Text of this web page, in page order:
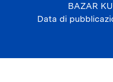
BAZAR
Data di